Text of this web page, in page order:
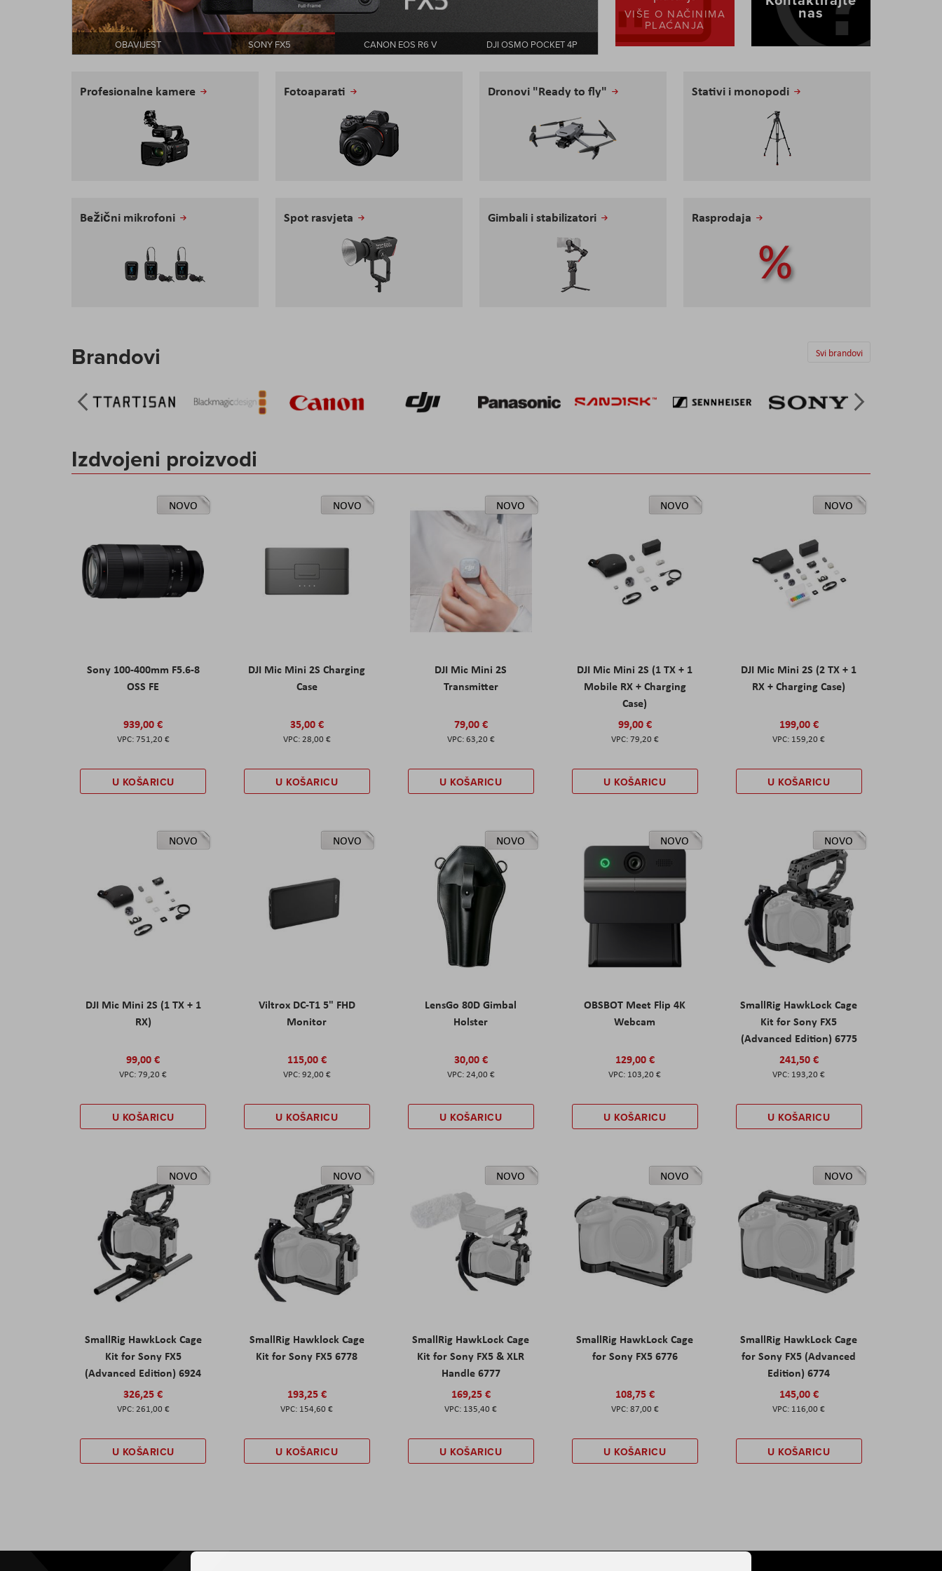
OBAVIJEST SONY FX5 CANON EOS R6 V DJI OSMO POCKET 4P
VIŠE O NAČINIMA
PLAĆANJA
nas
Profesionalne kamere Fotoaparati Dronovi "Ready to fly" Stativi i monopodi
Bežični mikrofoni Spot rasvjeta Gimbali i stabilizatori Rasprodaja
Brandovi Svi brandovi
Izdvojeni proizvodi
NOVO
Sony 100-400mm F5.6-8
OSS FE
939,00 €
751,20 €
U KOŠARICU
NOVO
DJI Mic Mini 2S Charging
Case
35,00 €
28,00 €
U KOŠARICU
NOVO
DJI Mic Mini 2S
Transmitter
79,00 €
63,20 €
U KOŠARICU
NOVO
DJI Mic Mini 2S (1 TX + 1
Mobile RX + Charging
Case)
99,00 €
79,20 €
U KOŠARICU
NOVO
DJI Mic Mini 2S (2 TX + 1
RX + Charging Case)
199,00 €
159,20 €
U KOŠARICU
NOVO
DJI Mic Mini 2S (1 TX + 1
RX)
99,00 €
79,20 €
U KOŠARICU
NOVO
Viltrox DC-T1 5" FHD
Monitor
115,00 €
92,00 €
U KOŠARICU
NOVO
LensGo 80D Gimbal
Holster
30,00 €
24,00 €
U KOŠARICU
NOVO
OBSBOT Meet Flip 4K
Webcam
129,00 €
103,20 €
U KOŠARICU
NOVO
SmallRig HawkLock Cage
Kit for Sony FX5
(Advanced Edition) 6775
241,50 €
193,20 €
U KOŠARICU
NOVO
SmallRig HawkLock Cage
Kit for Sony FX5
(Advanced Edition) 6924
326,25 €
261,00 €
U KOŠARICU
NOVO
SmallRig Hawklock Cage
Kit for Sony FX5 6778
193,25 €
154,60 €
U KOŠARICU
NOVO
SmallRig HawkLock Cage
Kit for Sony FX5 & XLR
Handle 6777
169,25 €
135,40 €
U KOŠARICU
NOVO
SmallRig HawkLock Cage
for Sony FX5 6776
108,75 €
87,00 €
U KOŠARICU
NOVO
SmallRig HawkLock Cage
for Sony FX5 (Advanced
Edition) 6774
145,00 €
116,00 €
U KOŠARICU